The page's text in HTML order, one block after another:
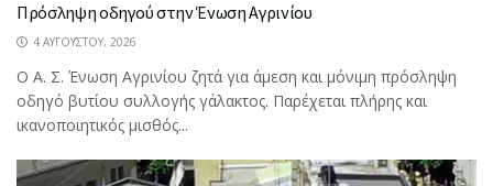
Πρόσληψη οδηγού στην Ένωση Αγρινίου
4 ΑΥΓΟΎΣΤΟΥ, 2026
Ο Α. Σ. Ένωση Αγρινίου ζητά για άμεση και μόνιμη πρόσληψη
οδηγό βυτίου συλλογής γάλακτος. Παρέχεται πλήρης και
ικανοποιητικός μισθός...